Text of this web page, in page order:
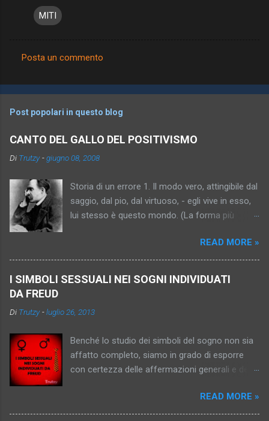
MITI
o
e
n
i
Posta un commento
Post popolari in questo blog
CANTO DEL GALLO DEL POSITIVISMO
Di Trutzy -giugno 08, 2008
Storia di un errore 1. Il modo vero, attingibile dal
saggio, dal pio, dal virtuoso, - egli vive in esso,
lui stesso è questo mondo. (La forma più
semplice, persuasiva. Trascrizione della tesi “Io,
Platone, sono , la verità”). 2. Il mondo vero, per il
più sottile, più capziosa, più inafferrabile –
inattingibile, indimostrabile, impromettibile, ma
già in quanto pensato una consolazione, un
obbligo, un imperativo. (In fondo l’antico sole,
sublimata,pallida, nordica, königsbergica). 4. Il
mondo vero – inattingibile? Comunque non
READ MORE »
I SIMBOLI SESSUALI NEI SOGNI INDIVIDUATI
DA FREUD
Di Trutzy -luglio 26, 2013
Benché lo studio dei simboli del sogno non sia
affatto completo, siamo in grado di esporre
con certezza delle affermazioni generali e delle
simboli che hanno un significato unico quasi
universalmente: così l'imperatore o l'imperatrice
READ MORE »